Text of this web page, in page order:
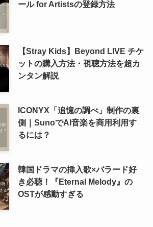
ール for Artistsの登録方法
【Stray Kids】Beyond LIVE チケ
ットの購入方法・視聴方法を超カ
ンタン解説
ICONYX「追憶の調べ」制作の裏
側｜SunoでAI音楽を商用利用す
るには？
韓国ドラマの挿入歌×バラード好
き必聴！『Eternal Melody』の
OSTが感動すぎる